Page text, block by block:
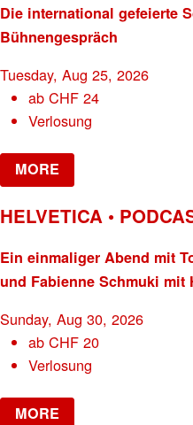
Die international gefeierte
Bühnengespräch
Tuesday, Aug 25, 2026
abCHF 24
Verlosung
MORE
HELVETICA •
Ein einmaliger Abend mit
und Fabienne Schmuki mit
Sunday, Aug 30, 2026
abCHF 20
Verlosung
MORE